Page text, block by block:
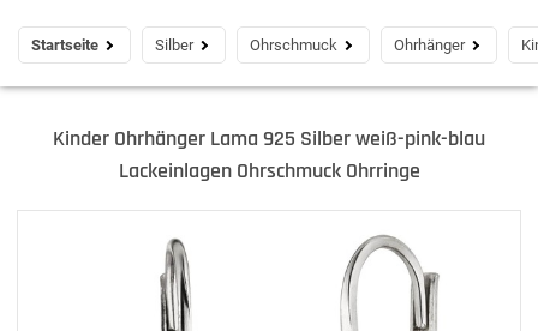
Startseite Silber Ohrschmuck Ohrhänger
Kinder Ohrhänger Lama 925 Silber weiß-pink-blau
Lackeinlagen Ohrschmuck Ohrringe